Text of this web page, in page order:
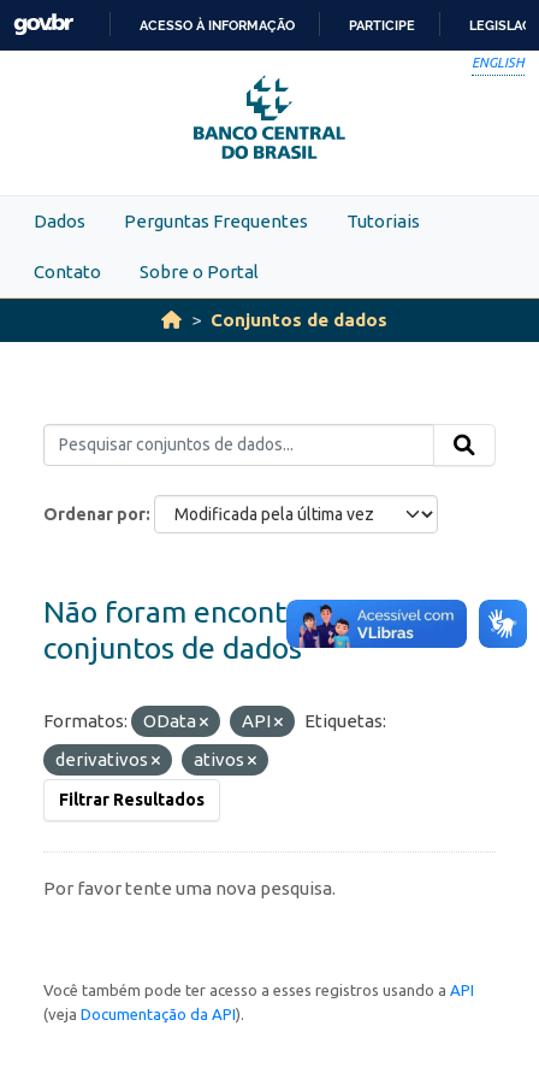
Skip to main content
PARA
O
CONTEÚDO
ACESSO À INFORMAÇÃO PARTICIPE
ENGLISH
Dados Perguntas Frequentes Tutoriais
Contato Sobre o Portal
Conjuntos de dados
Ordenar por
Não foram encontrados
conjuntos de dados
Formatos: OData API
Etiquetas:
derivativos
ativos
Filtrar Resultados
Por favor tente uma nova pesquisa.
Você também pode ter acesso a esses registros usando a API
(veja Documentação da API).